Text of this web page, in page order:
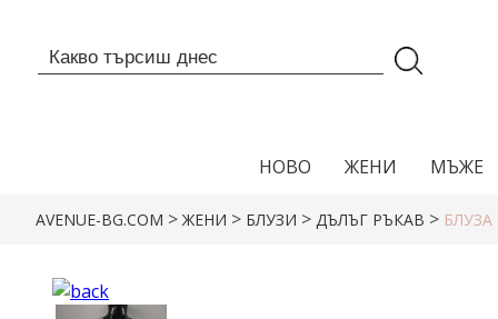
НОВО ЖЕНИ МЪЖЕ
AVENUE-BG.COM >ЖЕНИ > БЛУЗИ > ДЪЛЪГ РЪКАВ >